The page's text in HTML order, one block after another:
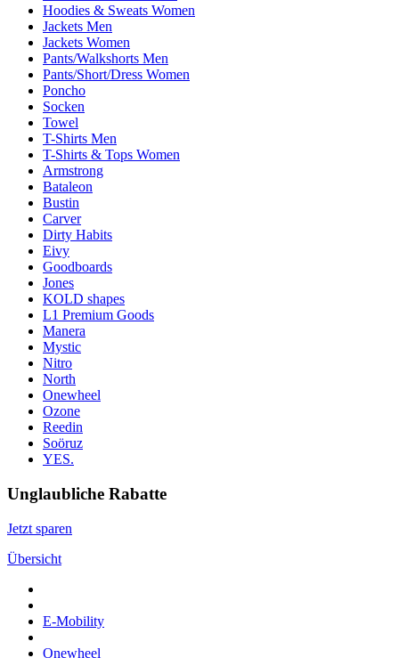
Hoodies & Sweats Women
Jackets Men
Jackets Women
Pants/Walkshorts Men
Pants/Short/Dress Women
Poncho
Socken
Towel
T-Shirts Men
T-Shirts & Tops Women
Armstrong
Bataleon
Bustin
Carver
Dirty Habits
Eivy
Goodboards
Jones
KOLD shapes
L1 Premium Goods
Manera
Mystic
Nitro
North
Onewheel
Ozone
Reedin
Soöruz
YES.
Unglaubliche Rabatte
Jetzt sparen
Übersicht
E-Mobility
Onewheel